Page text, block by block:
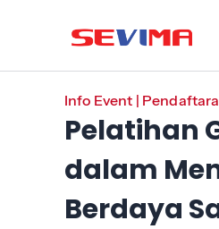
Info Event |
Pelatihan
dalam
Berdaya